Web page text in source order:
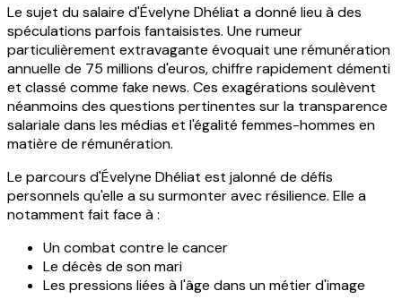
Le sujet du salaire d'Évelyne Dhéliat a donné lieu à des
spéculations parfois fantaisistes. Une rumeur
particulièrement extravagante évoquait une rémunération
annuelle de 75 millions d'euros, chiffre rapidement démenti
et classé comme fake news. Ces exagérations soulèvent
néanmoins des questions pertinentes sur la transparence
salariale dans les médias et l'égalité femmes-hommes en
matière de rémunération.
Le parcours d'Évelyne Dhéliat est jalonné de défis
personnels qu'elle a su surmonter avec résilience. Elle a
notamment fait face à :
Un combat contre le cancer
Le décès de son mari
Les pressions liées à l'âge dans un métier d'image